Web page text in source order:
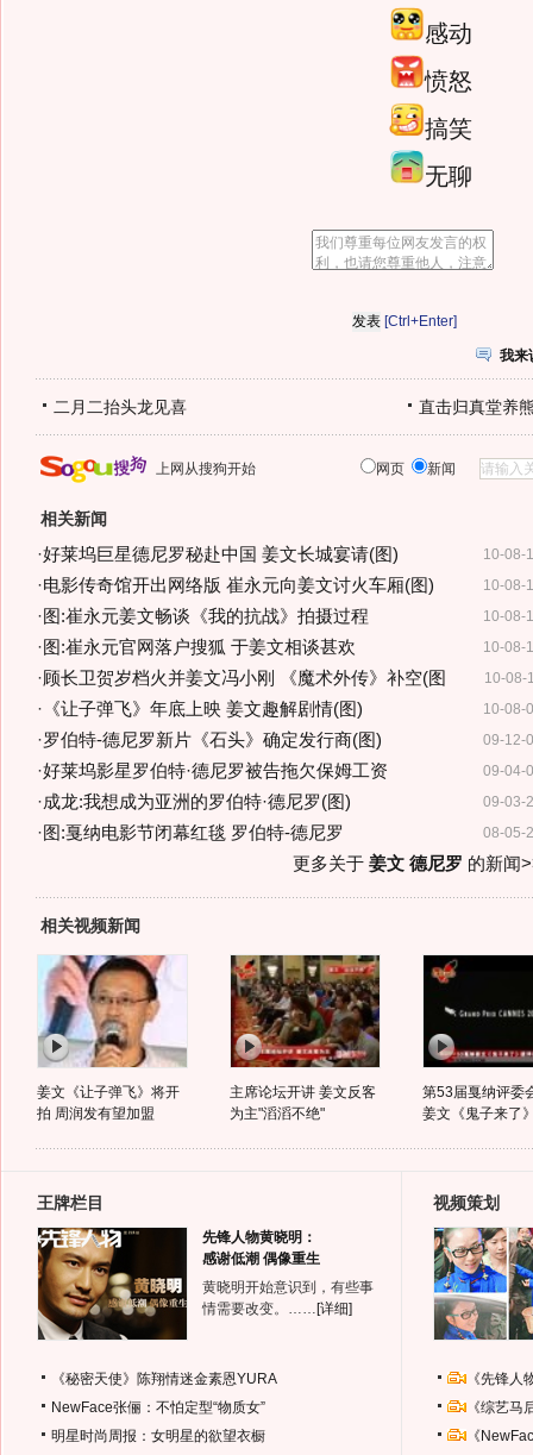
感动
愤怒
搞笑
无聊
[Ctrl+Enter]
我来
二月二抬头龙见喜 直击归真堂养
上网从搜狗开始 网页 新闻
相关新闻
10-08-
·好莱坞巨星德尼罗秘赴中国 姜文长城宴请(图)
10-08-
·电影传奇馆开出网络版 崔永元向姜文讨火车厢(图)
10-08-
· 图:崔永元姜文畅谈《我的抗战》拍摄过程
10-08-
· 图:崔永元官网落户搜狐 于姜文相谈甚欢
10-08-
· 顾长卫贺岁档火并姜文冯小刚 《魔术外传》补空(图
10-08-
· 《让子弹飞》年底上映 姜文趣解剧情(图)
09-12-
·罗伯特-德尼罗新片《石头》确定发行商(图)
09-04-
·好莱坞影星罗伯特·德尼罗被告拖欠保姆工资
09-03-
·成龙:我想成为亚洲的罗伯特·德尼罗(图)
08-05-
· 图:戛纳电影节闭幕红毯 罗伯特-德尼罗
更多关于 姜文 德尼罗 的新闻
相关视频新闻
姜文《让子弹飞》将开
拍 周润发有望加盟
主席论坛开讲 姜文反客
为主"滔滔不绝"
第53届戛纳评委
姜文《鬼子来了
王牌栏目
先锋人物黄晓明：
感谢低潮 偶像重生
黄晓明开始意识到，有些事
情需要改变。…… [详细]
《秘密天使》陈翔情迷金素恩YURA
NewFace张俪：不怕定型“物质女”
明星时尚周报：女明星的欲望衣橱
视频策划
《先锋
《综艺
《